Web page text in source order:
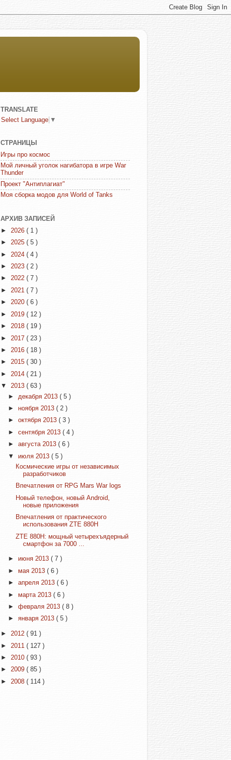
TRANSLATE
Select Language ▼
СТРАНИЦЫ
Игры про космос
Мой личный уголок нагибатора в игре War
Thunder
Проект "Антиплагиат"
Моя сборка модов для World of Tanks
АРХИВ ЗАПИСЕЙ
► 2026 ( 1 )
► 2025 ( 5 )
► 2024 ( 4 )
► 2023 ( 2 )
► 2022 ( 7 )
► 2021 ( 7 )
► 2020 ( 6 )
► 2019 ( 12 )
► 2018 ( 19 )
► 2017 ( 23 )
► 2016 ( 18 )
► 2015 ( 30 )
► 2014 ( 21 )
▼ 2013 ( 63 )
► декабря 2013( 5 )
►ноября 2013( 2 )
►октября 2013( 3 )
►сентября 2013( 4 )
►августа 2013( 6 )
▼июля 2013( 5 )
Космические игры от независимых
разработчиков
Впечатления от RPG Mars War logs
Новый телефон, новый Android,
новые приложения
Впечатления от практического
использования ZTE 880H
ZTE 880H: мощный четырехъядерный
смартфон за 7000 ...
►июня 2013( 7 )
►мая 2013( 6 )
►апреля 2013( 6 )
►марта 2013( 6 )
►февраля 2013( 8 )
►января 2013( 5 )
► 2012 ( 91 )
► 2011 ( 127 )
► 2010 ( 93 )
► 2009 ( 85 )
► 2008 ( 114 )